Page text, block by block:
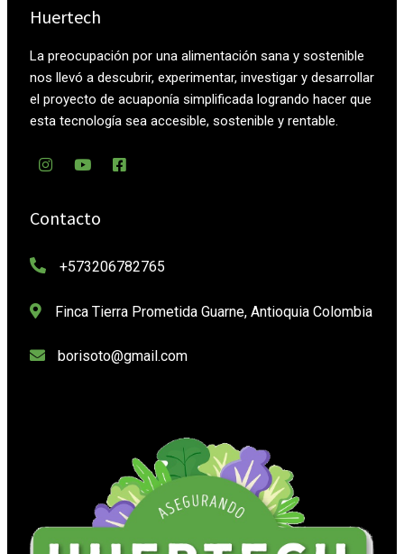
Huertech
La preocupación por una alimentación sana y sostenible
nos llevó a descubrir, experimentar, investigar y desarrollar
el proyecto de acuaponía simplificada logrando hacer que
esta tecnología sea accesible, sostenible y rentable.
Contacto
+573206782765
Finca Tierra Prometida Guarne, Antioquia Colombia
borisoto@gmail.com